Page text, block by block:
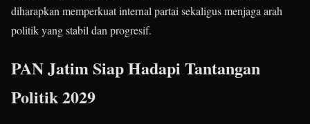
diharapkan memperkuat internal partai sekaligus menjaga arah
politik yang stabil dan progresif.
PAN Jatim Siap Hadapi Tantangan
Politik 2029